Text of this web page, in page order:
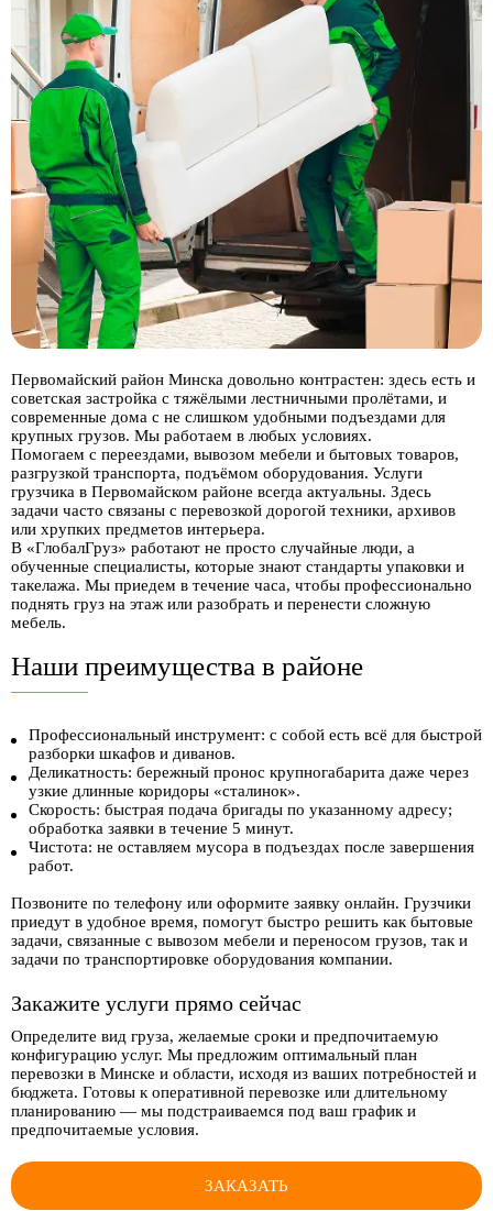
Первомайский район Минска довольно контрастен: здесь есть и
советская застройка с тяжёлыми лестничными пролётами, и
современные дома с не слишком удобными подъездами для
крупных грузов. Мы работаем в любых условиях.
Помогаем с переездами, вывозом мебели и бытовых товаров,
разгрузкой транспорта, подъёмом оборудования. Услуги
грузчика в Первомайском районе всегда актуальны. Здесь
задачи часто связаны с перевозкой дорогой техники, архивов
или хрупких предметов интерьера.
В «ГлобалГруз» работают не просто случайные люди, а
обученные специалисты, которые знают стандарты упаковки и
такелажа. Мы приедем в течение часа, чтобы профессионально
поднять груз на этаж или разобрать и перенести сложную
мебель.
Наши преимущества в районе
Профессиональный инструмент: с собой есть всё для быстрой
разборки шкафов и диванов.
Деликатность: бережный пронос крупногабарита даже через
узкие длинные коридоры «сталинок».
Скорость: быстрая подача бригады по указанному адресу;
обработка заявки в течение 5 минут.
Чистота: не оставляем мусора в подъездах после завершения
работ.
Позвоните по телефону или оформите заявку онлайн. Грузчики
приедут в удобное время, помогут быстро решить как бытовые
задачи, связанные с вывозом мебели и переносом грузов, так и
задачи по транспортировке оборудования компании.
Закажите услуги прямо сейчас
Определите вид груза, желаемые сроки и предпочитаемую
конфигурацию услуг. Мы предложим оптимальный план
перевозки в Минске и области, исходя из ваших потребностей и
бюджета. Готовы к оперативной перевозке или длительному
планированию — мы подстраиваемся под ваш график и
предпочитаемые условия.
ЗАКАЗАТЬ